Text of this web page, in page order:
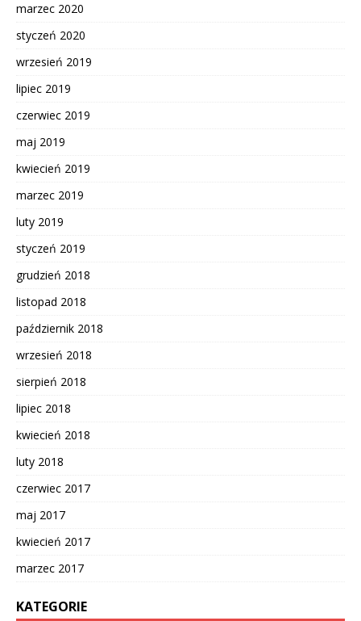
marzec 2020
styczeń 2020
wrzesień 2019
lipiec 2019
czerwiec 2019
maj 2019
kwiecień 2019
marzec 2019
luty 2019
styczeń 2019
grudzień 2018
listopad 2018
październik 2018
wrzesień 2018
sierpień 2018
lipiec 2018
kwiecień 2018
luty 2018
czerwiec 2017
maj 2017
kwiecień 2017
marzec 2017
KATEGORIE